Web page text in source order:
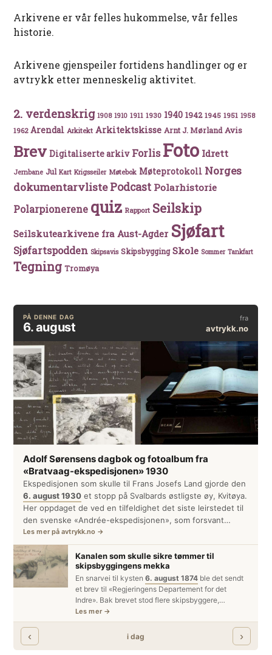
Arkivene er vår felles hukommelse, vår felles
historie.
Arkivene gjenspeiler fortidens handlinger og er
avtrykk etter menneskelig aktivitet.
2. verdenskrig 1908 1910 1911 1930 1940 1942 1945 1951 1958
1962 Arendal Arkitekt Arkitektskisse Arnt J. Mørland Avis
Brev Digitaliserte arkiv Forlis Foto Idrett
Jernbane Jul Kart Krigsseiler Møtebok Møteprotokoll Norges
dokumentarvlistePodcast Polarhistorie
Polarpionerene quiz Rapport Seilskip
Seilskutearkivene fra Aust-Agder Sjøfart
Sjøfartspodden Skipsavis Skipsbygging Skole Sommer Tankfart
Tegning Tromøya